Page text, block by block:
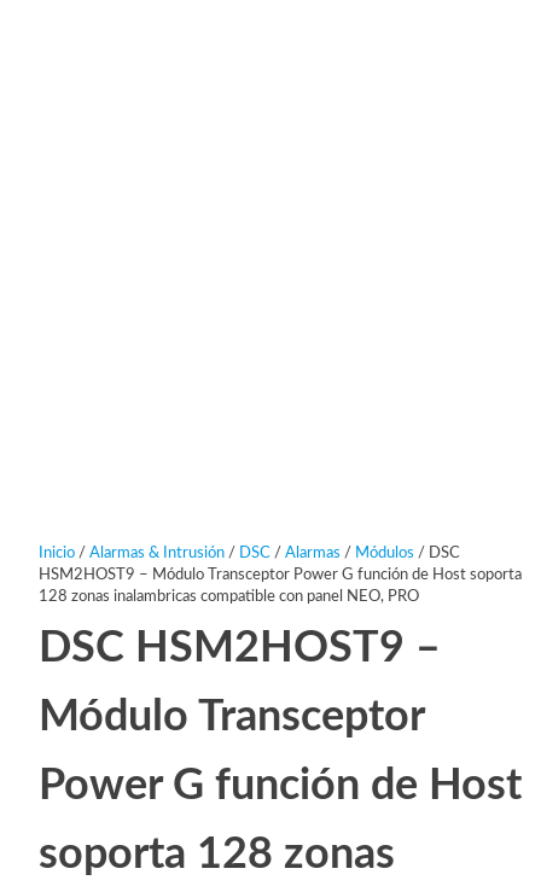
Inicio/ Alarmas & Intrusión/ DSC/ Alarmas / Módulos / DSC
HSM2HOST9 – Módulo Transceptor Power G función de Host soporta
128 zonas inalambricas compatible con panel NEO, PRO
DSC HSM2HOST9 –
Módulo Transceptor
Power G función de Host
soporta 128 zonas